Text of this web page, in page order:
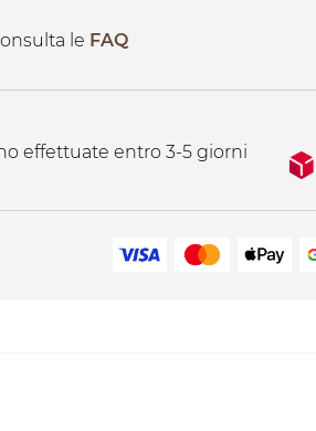
le FAQ
effettuate entro 3-5 giorni